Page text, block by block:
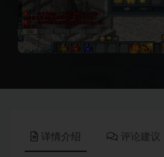
详情介绍 评论建议